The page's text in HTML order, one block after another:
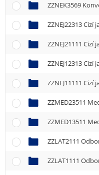
ZZNEK3569
ZZNEJ22313 Cizí
ZZNEJ21111 Cizí
ZZNEJ12313 Cizí
ZZNEJ11111 Cizí
ZZMED23511
ZZMED13511
ZZLAT2111
ZZLAT1111